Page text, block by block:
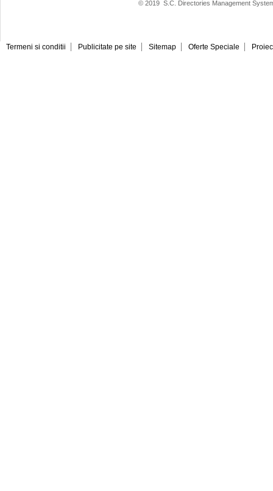
© 2019 S.C. Directories Management
Termeni si conditii Publicitate pe site Sitemap Oferte Speciale